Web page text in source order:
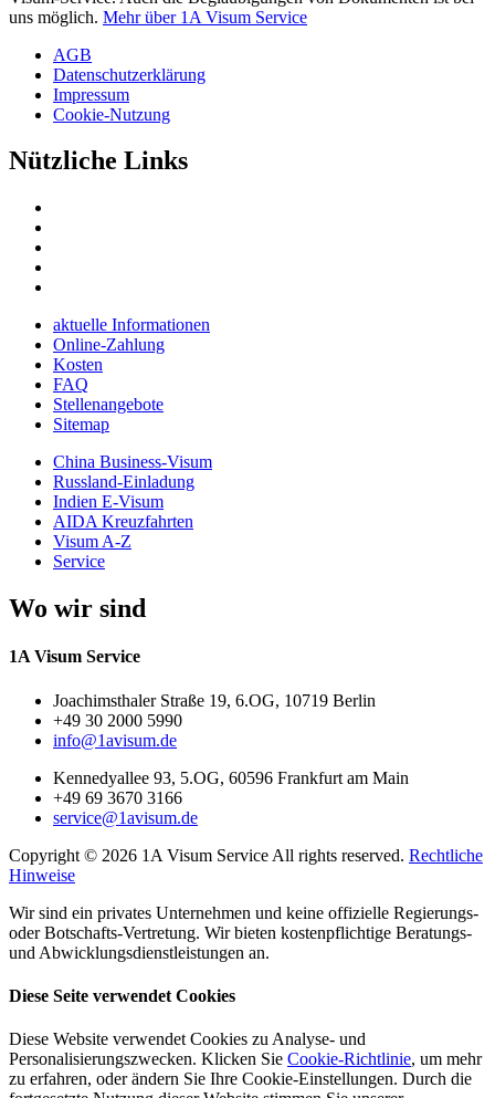
uns möglich. Mehr über 1A Visum Service
AGB
Datenschutzerklärung
Impressum
Cookie-Nutzung
Nützliche Links
aktuelle Informationen
Online-Zahlung
Kosten
FAQ
Stellenangebote
Sitemap
China Business-Visum
Russland-Einladung
Indien E-Visum
AIDA Kreuzfahrten
Visum A-Z
Service
Wo wir sind
1A Visum Service
Joachimsthaler Straße 19, 6.OG, 10719 Berlin
+49 30 2000 5990
info@1avisum.de
Kennedyallee 93, 5.OG, 60596 Frankfurt am Main
+49 69 3670 3166
service@1avisum.de
Copyright © 2026 1A Visum Service All rights reserved. Rechtliche
Hinweise
Wir sind ein privates Unternehmen und keine offizielle Regierungs-
oder Botschafts-Vertretung. Wir bieten kostenpflichtige Beratungs-
und Abwicklungsdienstleistungen an.
Diese Seite verwendet Cookies
Diese Website verwendet Cookies zu Analyse- und
Personalisierungszwecken. Klicken Sie Cookie-Richtlinie, um mehr
zu erfahren, oder ändern Sie Ihre Cookie-Einstellungen. Durch die